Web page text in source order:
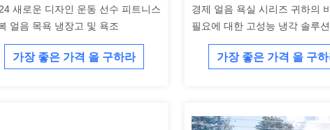
새로운 디자인 운동 선수 피트니스
얼음 목욕 냉장고 및 욕조
가장 좋은 가격 을 구하라
경제 얼음 욕실 시리즈 귀하의
필요에 대한 고성능 냉각 솔루션
가장 좋은 가격 을 구